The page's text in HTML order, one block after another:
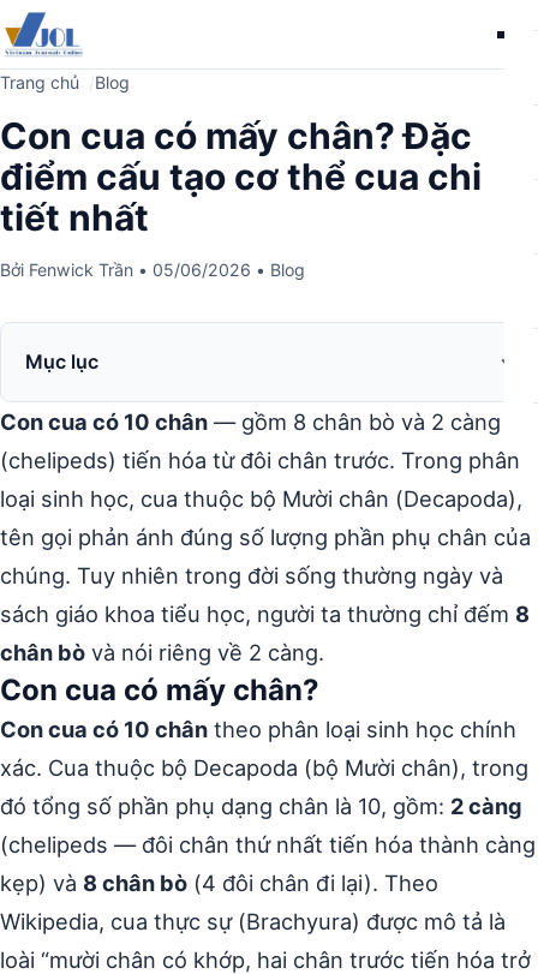
Trang chủ Blog
Con cua có mấy chân? Đặc
điểm cấu tạo cơ thể cua chi
tiết nhất
Bởi Fenwick Trần • 05/06/2026 • Blog
Mục lục
Con cua có 10 chân — gồm 8 chân bò và 2 càng
(chelipeds) tiến hóa từ đôi chân trước. Trong phân
loại sinh học, cua thuộc bộ Mười chân (Decapoda),
tên gọi phản ánh đúng số lượng phần phụ chân của
chúng. Tuy nhiên trong đời sống thường ngày và
sách giáo khoa tiểu học, người ta thường chỉ đếm 8
chân bò và nói riêng về 2 càng.
Con cua có mấy chân?
Con cua có 10 chân theo phân loại sinh học chính
xác. Cua thuộc bộ Decapoda (bộ Mười chân), trong
đó tổng số phần phụ dạng chân là 10, gồm: 2 càng
(chelipeds — đôi chân thứ nhất tiến hóa thành càng
kẹp) và 8 chân bò (4 đôi chân đi lại). Theo
Wikipedia, cua thực sự (Brachyura) được mô tả là
loài “mười chân có khớp, hai chân trước tiến hóa trở